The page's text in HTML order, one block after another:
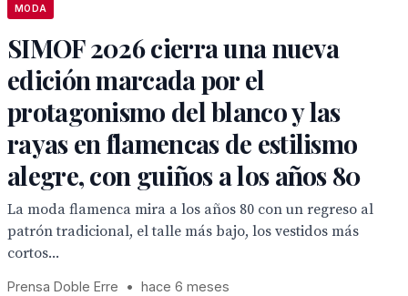
MODA
SIMOF 2026 cierra una nueva
edición marcada por el
protagonismo del blanco y las
rayas en flamencas de estilismo
alegre, con guiños a los años 80
La moda flamenca mira a los años 80 con un regreso al
patrón tradicional, el talle más bajo, los vestidos más
cortos...
Prensa Doble Erre • hace 6 meses